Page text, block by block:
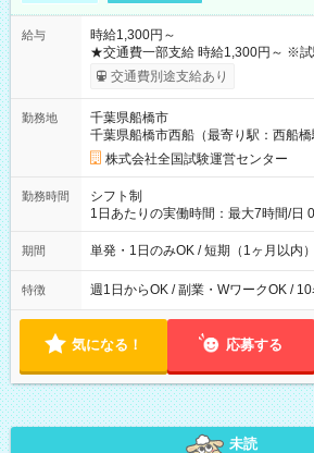
給与
時給1,300円～
★交通費一部支給 時給1,300円～ ※試験・役割により手当あり
※勤務回数により昇給あり 【即給（
り！】 希望される場合、勤務から1
例】 ・河合塾模擬試験 8:30～17:30
×8時間＝日収10,400円＋交通費 ※当
円の場合あり ・国家試験 7:00～
円（役割手当＋100円）×6時間＝日収8,400
間】試用期間なし
交通費別途支給あり
勤務地
千葉県船橋市
千葉県船橋市西船（最寄り駅：西船橋
株式会社全国試験運営センター
勤務時間
シフト制
1日あたりの実働時間：最大7時間/
間は 試験により異なります。
期間 単発・1日のみOK / 短期（1ヶ月以内）
特徴 週1日からOK / 副業・WワークOK /
気になる！ 応募する
未読